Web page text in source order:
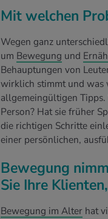
Mit welchen
Wegen ganz
um Bewegung und
Behauptungen von
wirklich stimmt und was
allgemeingültigen
Person? Hat sie früher
die richtigen Schritte
einer persönlichen,
Bewegung
Sie Ihre
Bewegung im Alterhat